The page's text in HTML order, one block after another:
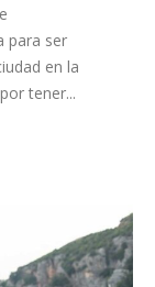
para ser
en la
tener...